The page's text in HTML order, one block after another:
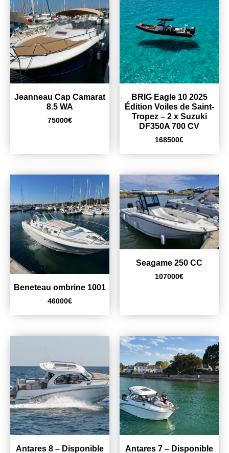
Jeanneau Cap Camarat
8.5 WA
75000€
BRIG Eagle 10 2025
Édition Voiles de Saint-
Tropez – 2 x Suzuki
DF350A 700 CV
168500€
Beneteau ombrine 1001
46000€
Seagame 250 CC
107000€
Antares 8 – Disponible
Antares 7 – Disponible